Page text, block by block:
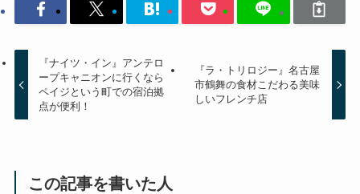
『ナイツ・イン』アンテロ
ープキャニオンに行くなら
ペイジという町での宿泊拠
点が便利！
『ラ・トリロジー』名古屋
市鶴舞の食材こだわる美味
しいフレンチ店
この記事を書いた人